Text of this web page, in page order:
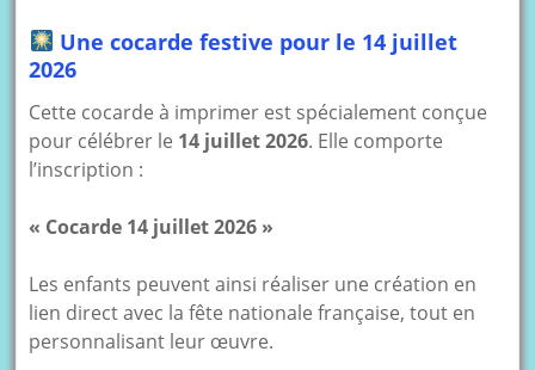
Une cocarde festive pour le 14 juillet
2026
Cette cocarde à imprimer est spécialement conçue
pour célébrer le 14 juillet 2026. Elle comporte
l’inscription :
« Cocarde 14 juillet 2026 »
Les enfants peuvent ainsi réaliser une création en
lien direct avec la fête nationale française, tout en
personnalisant leur œuvre.